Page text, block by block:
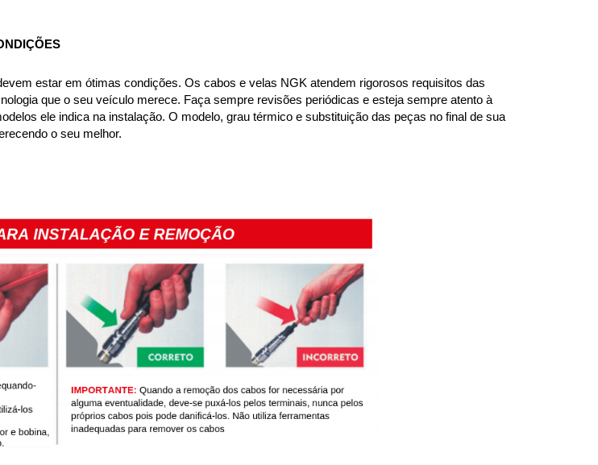
estar em ótimas condições. Os cabos e velas NGK atendem rigorosos requisitos das
que o seu veículo merece. Faça sempre revisões periódicas e esteja sempre atento à
ele indica na instalação. O modelo, grau térmico e substituição das peças no final de sua
o seu melhor.